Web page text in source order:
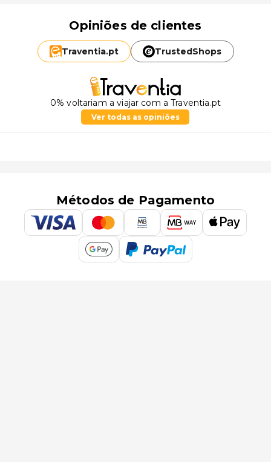
Opiniões de clientes
Traventia.pt TrustedShops
0% voltariam a viajar com a Traventia.pt
Ver todas as opiniões
Métodos de Pagamento